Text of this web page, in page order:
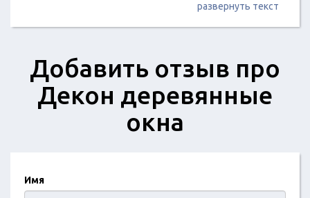
развернуть текст
Добавить отзыв про
Декон деревянные
окна
Имя